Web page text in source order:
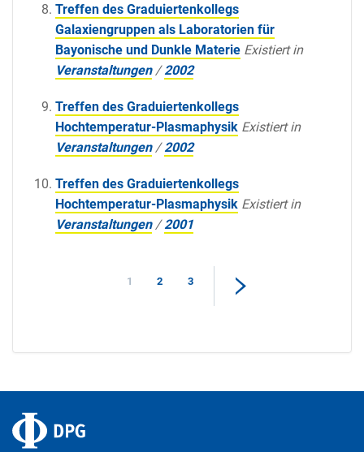
Treffen des Graduiertenkollegs
Galaxiengruppen als Laboratorien für
Bayonische und Dunkle Materie Existiert in
Veranstaltungen /2002
Treffen des Graduiertenkollegs
Hochtemperatur-Plasmaphysik Existiert in
Veranstaltungen /2002
Treffen des Graduiertenkollegs
Hochtemperatur-Plasmaphysik Existiert in
Veranstaltungen /2001
1 2 3